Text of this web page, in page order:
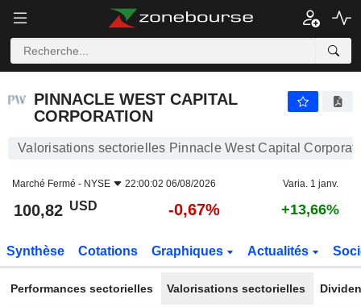
-0,67%
PINNACLE WEST CAPITAL
CORPORATION
Valorisations sectorielles Pinnacle West Capital
Marché Fermé - NYSE 22:00:02 06/08/2026 Varia. 1 janv.
100,82 USD -0,67% +13,66%
Synthèse Cotations Graphiques Actualités
Performances sectorielles Valorisations sectorielles